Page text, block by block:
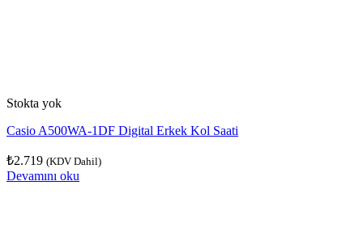
Stokta yok
Casio A500WA-1DF Digital Erkek Kol Saati
₺2.719 (KDV Dahil)
Devamını oku